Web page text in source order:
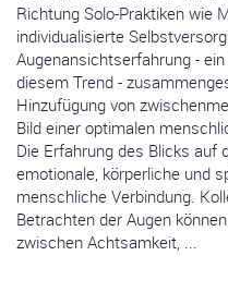
Richtung Solo-Praktiken wie
individualisierte
Augenansichtserfahrung -
diesem Trend -
Hinzufügung von
Bild einer optimalen
Die Erfahrung des Blicks auf
emotionale, körperliche und
menschliche Verbindung.
Betrachten der Augen
zwischen Achtsamkeit, ...